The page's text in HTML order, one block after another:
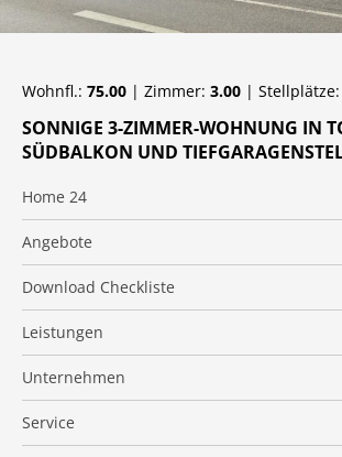
SONNIGE 3-ZIMMER-WOHNUNG IN
SÜDBALKON UND
Home 24
Angebote
Immobilien
Neubau
Suchprofil
Download Checkliste
Leistungen
Gewerbeimmobilien
Immobilienfinanzierung
Verkaufen
Unternehmen
20 Jahre Starck Immobilien
2016 hat Daniel Strunck die Geschäftsführung
Service
Wohnfl.: 75.00 | Zimmer: 3.00 | Stellplätze: